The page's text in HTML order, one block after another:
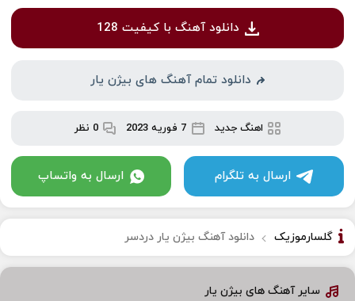
دانلود آهنگ با کیفیت 128
دانلود تمام آهنگ های بیژن یار
اهنگ جدید 7 فوریه 2023 0 نظر
ارسال به تلگرام ارسال به واتساپ
گلسارموزیک دانلود آهنگ بیژن یار دردسر
سایر آهنگ های بیژن یار